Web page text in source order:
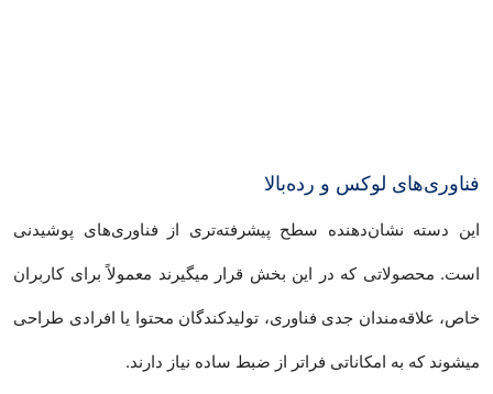
فناوری‌های لوکس و رده‌بالا
این دسته نشان‌دهنده سطح پیشرفته‌تری از فناوری‌های پوشیدنی
است. محصولاتی که در این بخش قرار میگیرند معمولاً برای کاربران
خاص، علاقه‌مندان جدی فناوری، تولیدکندگان محتوا یا افرادی طراحی
میشوند که به امکاناتی فراتر از ضبط ساده نیاز دارند.